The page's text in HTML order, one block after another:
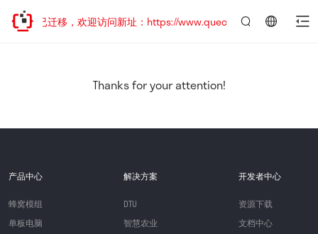
站地址已迁移，欢迎访问新址：https://www.quectel.com.cn
Thanks for your attention!
产品中心
蜂窝模组
单板电脑
解决方案
DTU
智慧农业
开发者中心
资源下载
文档中心